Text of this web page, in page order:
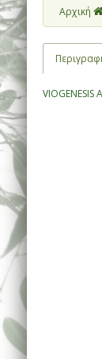
Αρχική
VIOGENESIS